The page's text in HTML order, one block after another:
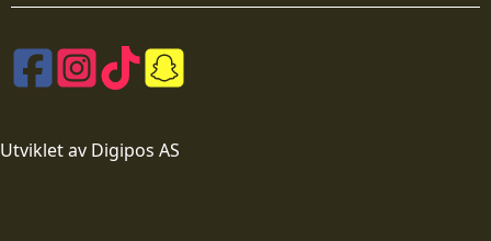
Utviklet av Digipos AS